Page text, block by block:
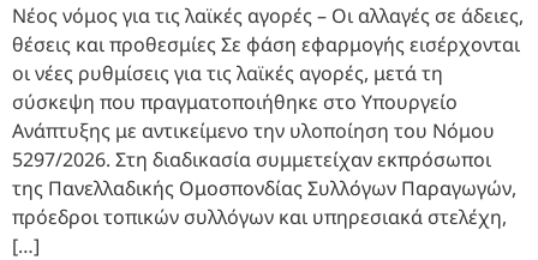
Νέος νόμος για τις λαϊκές αγορές – Οι αλλαγές σε άδειες,
θέσεις και προθεσμίες Σε φάση εφαρμογής εισέρχονται
οι νέες ρυθμίσεις για τις λαϊκές αγορές, μετά τη
σύσκεψη που πραγματοποιήθηκε στο Υπουργείο
Ανάπτυξης με αντικείμενο την υλοποίηση του Νόμου
5297/2026. Στη διαδικασία συμμετείχαν εκπρόσωποι
της Πανελλαδικής Ομοσπονδίας Συλλόγων Παραγωγών,
πρόεδροι τοπικών συλλόγων και υπηρεσιακά στελέχη,
[…]